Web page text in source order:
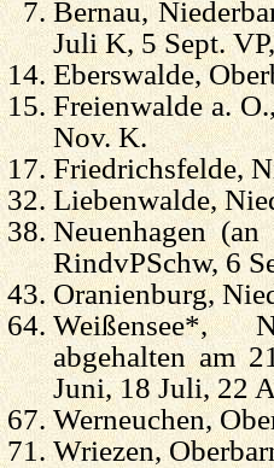
Bernau,
Juli K, 5 Sept.
Eberswalde,
Freienwalde a.
Nov. K.
Friedrichsfelde,
Liebenwalde,
Neuenhagen
RindvPSchw, 6
Oranienburg,
Weißensee*,
abgehalten am
Juni, 18 Juli, 22
Werneuchen,
Wriezen,